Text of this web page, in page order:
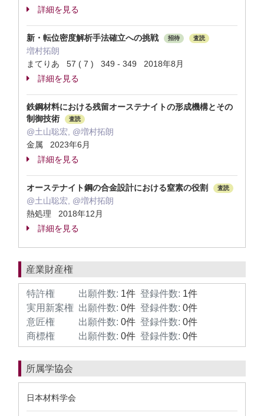
詳細を見る
新・転位密度解析手法確立への挑戦 招待 査読
増村拓朗
まてりあ 57 ( 7 ) 349 - 349 2018年8月
詳細を見る
鉄鋼材料における残留オーステナイトの形成機構とその
制御技術
査読
@土山聡宏, @増村拓朗
金属 2023年6月
詳細を見る
オーステナイト鋼の合金設計における窒素の役割 査読
@土山聡宏, @増村拓朗
熱処理 2018年12月
詳細を見る
産業財産権
特許権 出願件数: 1件 登録件数: 1件
実用新案権 出願件数: 0件 登録件数: 0件
意匠権
出願件数: 0件 登録件数: 0件
商標権
出願件数: 0件 登録件数: 0件
所属学協会
日本材料学会